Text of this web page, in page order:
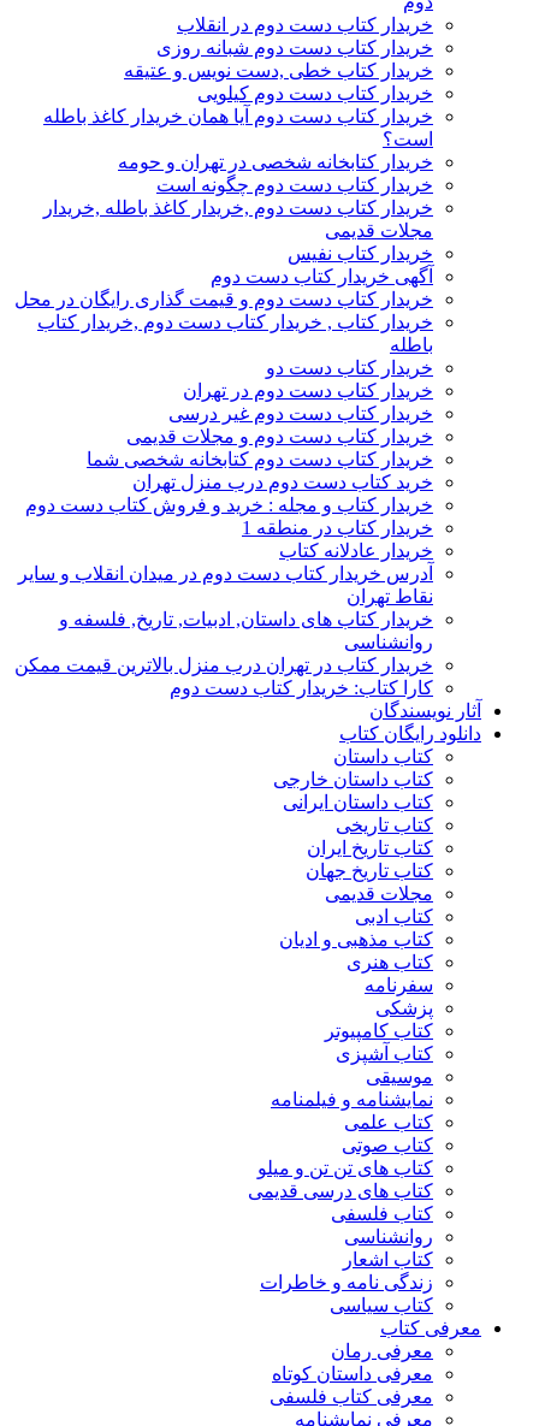
خریدار کتاب دست دوم در انقلاب
خریدار کتاب دست دوم شبانه روزی
خریدار کتاب خطی ,دست نویس و عتیقه
خریدار کتاب دست دوم کیلویی
خریدار کتاب دست دوم آیا همان خریدار کاغذ باطله
است؟
خریدار کتابخانه شخصی در تهران و حومه
خریدار کتاب دست دوم چگونه است
خریدار کتاب دست دوم ,خریدار کاغذ باطله ,خریدار
مجلات قدیمی
خریدار کتاب نفیس
آگهی خریدار کتاب دست دوم
خریدار کتاب دست دوم و قیمت گذاری رایگان در محل
خریدار کتاب , خریدار کتاب دست دوم ,خریدار کتاب
باطله
خریدار کتاب دست دو
خریدار کتاب دست دوم در تهران
خریدار کتاب دست دوم غیر درسی
خریدار کتاب دست دوم و مجلات قدیمی
خریدار کتاب دست دوم کتابخانه شخصی شما
خرید کتاب دست دوم درب منزل تهران
خریدار کتاب و مجله : خرید و فروش کتاب دست دوم
خریدار کتاب در منطقه 1
خریدار عادلانه کتاب
آدرس خریدار کتاب دست دوم در میدان انقلاب و سایر
نقاط تهران
خریدار کتاب های داستان, ادبیات, تاریخ, فلسفه و
روانشناسی
خریدار کتاب در تهران درب منزل بالاترین قیمت ممکن
کارا کتاب: خریدار کتاب دست دوم
آثار نویسندگان
دانلود رایگان کتاب
کتاب داستان
کتاب داستان خارجی
کتاب داستان ایرانی
کتاب تاریخی
کتاب تاریخ ایران
کتاب تاریخ جهان
مجلات قدیمی
کتاب ادبی
کتاب مذهبی و ادیان
کتاب هنری
سفرنامه
پزشکی
کتاب کامپیوتر
کتاب آشپزی
موسیقی
نمایشنامه و فیلمنامه
کتاب علمی
کتاب صوتی
کتاب های تن تن و میلو
کتاب های درسی قدیمی
کتاب فلسفی
روانشناسی
کتاب اشعار
زندگی نامه و خاطرات
کتاب سیاسی
معرفی کتاب
معرفی رمان
معرفی داستان کوتاه
معرفی کتاب فلسفی
معرفی نمایشنامه